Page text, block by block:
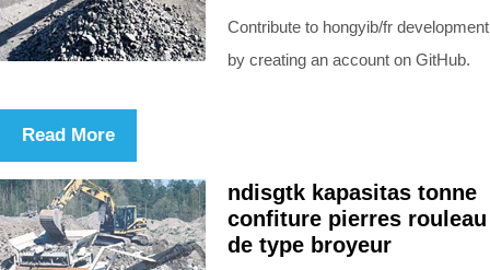
Contribute to hongyib/fr development
by creating an account on GitHub.
Read More
ndisgtk kapasitas tonne
confiture pierres rouleau
de type broyeur